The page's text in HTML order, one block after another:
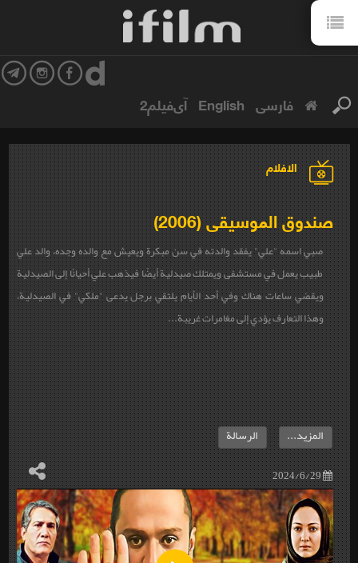
فارسی English آی‌فیلم2
الافلام
صندوق الموسيقى (2006)
صبي اسمه "علي" يفقد والدته في سن مبكرة ويعيش مع والده وجده، والد علي
طبيب يعمل في مستشفى ويمتلك صيدلية أيضًا فيذهب علي أحيانًا إلى الصيدلية
ويقضي ساعات هناك وفي أحد الأيام يلتقي برجل يدعى "ملكي" في الصيدلية،
وهذا التعارف يؤدي إلى مغامرات غريبة...
2024/6/29
المزيد... الرسالة